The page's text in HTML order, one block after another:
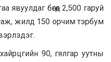
бөгөөд 2,500 гаруй
жилд 150 орчим тэрбум
90, гялгар уутны